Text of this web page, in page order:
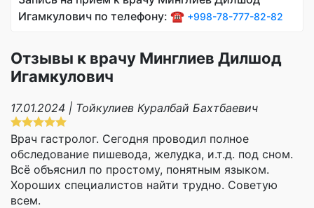
Игамкулович по телефону: ☎️ +998-78-777-82-82
Отзывы к врачу Минглиев Дилшод
Игамкулович
17.01.2024 | Тойкулиев Куралбай Бахтбаевич
Врач гастролог. Сегодня проводил полное
обследование пишевода, желудка, и.т.д. под сном.
Всё объяснил по простому, понятным языком.
Хороших специалистов найти трудно. Советую
всем.